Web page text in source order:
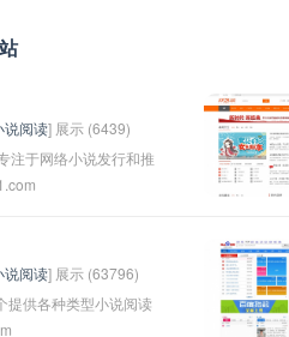
说阅读] 展示 (6439)
注于网络小说发行和推
量的原创小说和热门
型的小说，包括言情
市小说等等。网站非
拥有庞大的注册用户
说阅读] 展示 (63796)
提供各种类型小说阅读
费阅读各类小说，包